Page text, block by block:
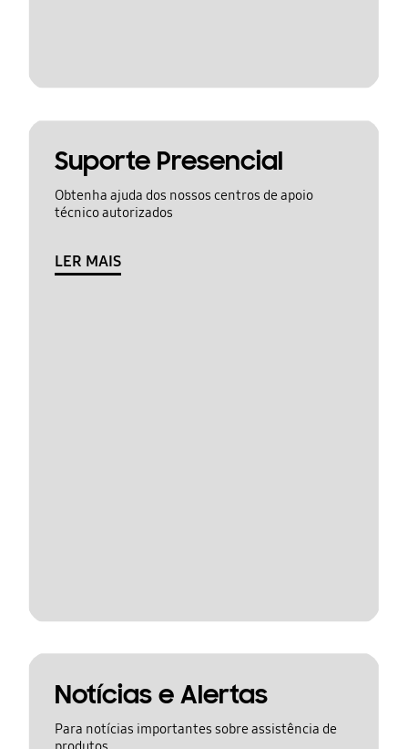
Suporte Presencial
Obtenha ajuda dos nossos centros de apoio
técnico autorizados
LER MAIS
Notícias e Alertas
Para notícias importantes sobre assistência de